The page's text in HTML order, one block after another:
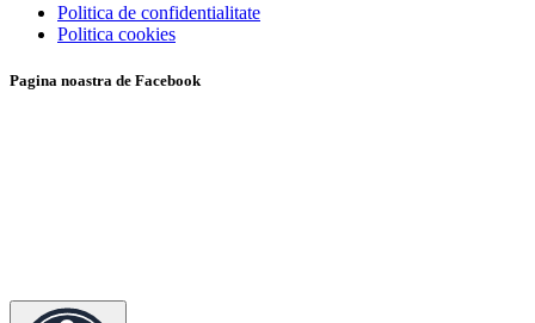
Politica de confidentialitate
Politica cookies
Pagina noastra de Facebook